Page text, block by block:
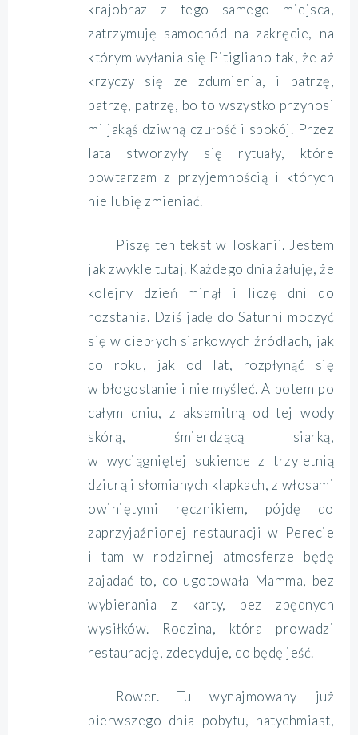
krajobraz z tego samego miejsca,
zatrzymuję samochód na zakręcie, na
którym wyłania się Pitigliano tak, że aż
krzyczy się ze zdumienia, i patrzę,
patrzę, patrzę, bo to wszystko przynosi
mi jakąś dziwną czułość i spokój. Przez
lata stworzyły się rytuały, które
powtarzam z przyjemnością i których
nie lubię zmieniać.
Piszę ten tekst w Toskanii. Jestem
jak zwykle tutaj. Każdego dnia żałuję, że
kolejny dzień minął i liczę dni do
rozstania. Dziś jadę do Saturni moczyć
się w ciepłych siarkowych źródłach, jak
co roku, jak od lat, rozpłynąć się
w błogostanie i nie myśleć. A potem po
całym dniu, z aksamitną od tej wody
skórą, śmierdzącą siarką,
w wyciągniętej sukience z trzyletnią
dziurą i słomianych klapkach, z włosami
owiniętymi ręcznikiem, pójdę do
zaprzyjaźnionej restauracji w Perecie
i tam w rodzinnej atmosferze będę
zajadać to, co ugotowała Mamma, bez
wybierania z karty, bez zbędnych
wysiłków. Rodzina, która prowadzi
restaurację, zdecyduje, co będę jeść.
Rower. Tu wynajmowany już
pierwszego dnia pobytu, natychmiast,